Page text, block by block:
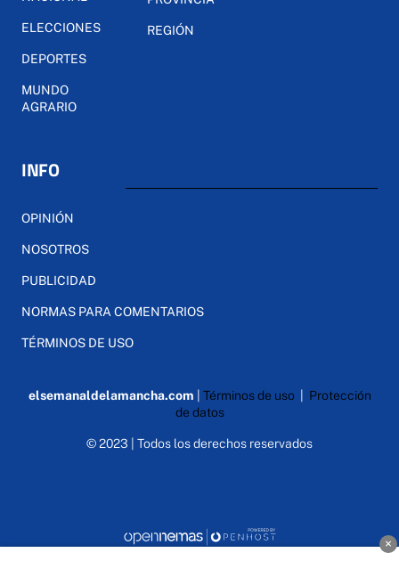
ELECCIONES
DEPORTES
MUNDO
AGRARIO
REGIÓN
INFO
OPINIÓN
NOSOTROS
PUBLICIDAD
NORMAS PARA COMENTARIOS
TÉRMINOS DE USO
elsemanaldelamancha.com Términos de uso| Protección
de datos
© 2023 | Todos los derechos reservados
×